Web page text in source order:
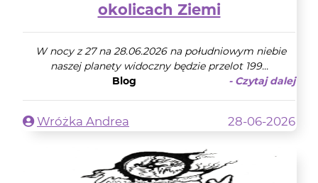
okolicach Ziemi
W nocy z 27 na 28.06.2026 na południowym niebie
naszej planety widoczny będzie przelot 199...
Blog
- Czytaj dalej
Wróżka Andrea 28-06-2026